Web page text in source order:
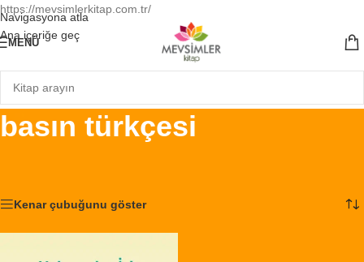
https://mevsimlerkitap.com.tr/
Navigasyona atla
Ana içeriğe geç
MENÜ
basın türkçesi
Kenar çubuğunu göster